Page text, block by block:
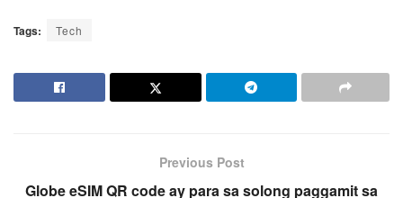
Tags: Tech
Previous Post
Globe eSIM QR code ay para sa solong paggamit sa